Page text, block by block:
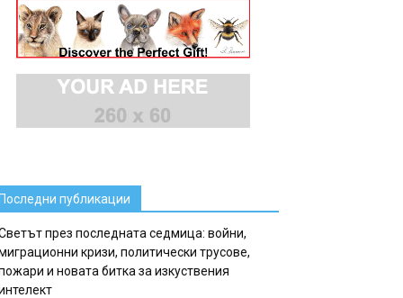
публикации
през последната седмица: войни,
кризи, политически трусове,
и новата битка за изкуствения